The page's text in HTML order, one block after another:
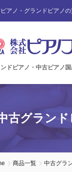
アノ・グランドピアノ
ドピアノ・中古ピアノ
古グラン
商品一覧 中古グラ